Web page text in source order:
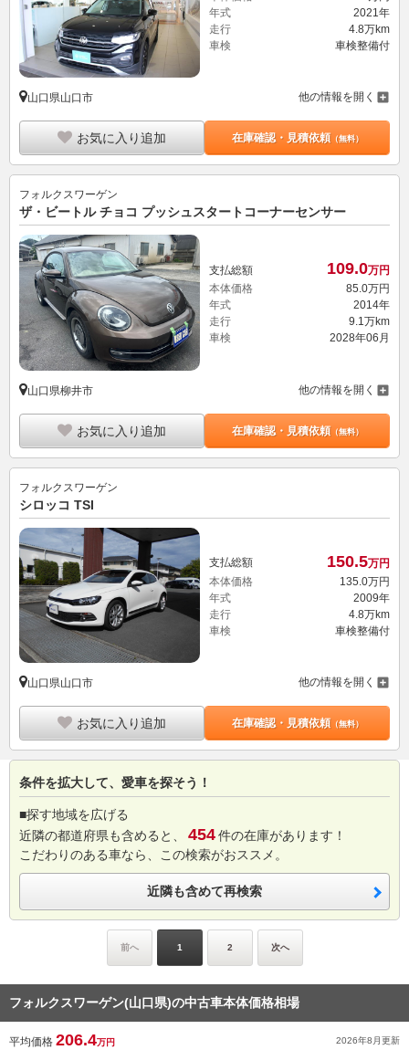
年式
2021年
走行
4.8万km
車検
車検整備付
山口県山口市 他の情報を開く
お気に入り追加 在庫確認・見積依頼（無料）
フォルクスワーゲン
ザ・ビートル チョコ プッシュスタートコーナーセンサー
支払総額 109.0万円
本体価格
85.0万円
年式
2014年
走行
9.1万km
車検
2028年06月
山口県柳井市 他の情報を開く
お気に入り追加 在庫確認・見積依頼（無料）
フォルクスワーゲン
シロッコ TSI
支払総額 150.5万円
本体価格
135. 0万円
年式
2009年
走行
4.8万km
車検
車検整備付
山口県山口市 他の情報を開く
お気に入り追加 在庫確認・見積依頼（無料）
条件を拡大して、愛車を探そう！
■探す地域を広げる
近隣の都道府県も含めると、
454件の在庫があります！
こだわりのある車なら、この検索がおススメ。
近隣も含めて再検索
前へ 1 2 次へ
フォルクスワーゲン(山口県)の中古車本体価格相場
平均価格 206.4万円 2026年8月更新